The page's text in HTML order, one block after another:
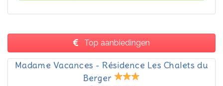
Top aanbiedingen
Madame Vacances - Résidence Les Chalets du
Berger